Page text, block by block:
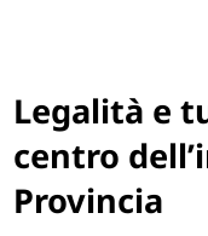
Legalità e
centro
Provincia